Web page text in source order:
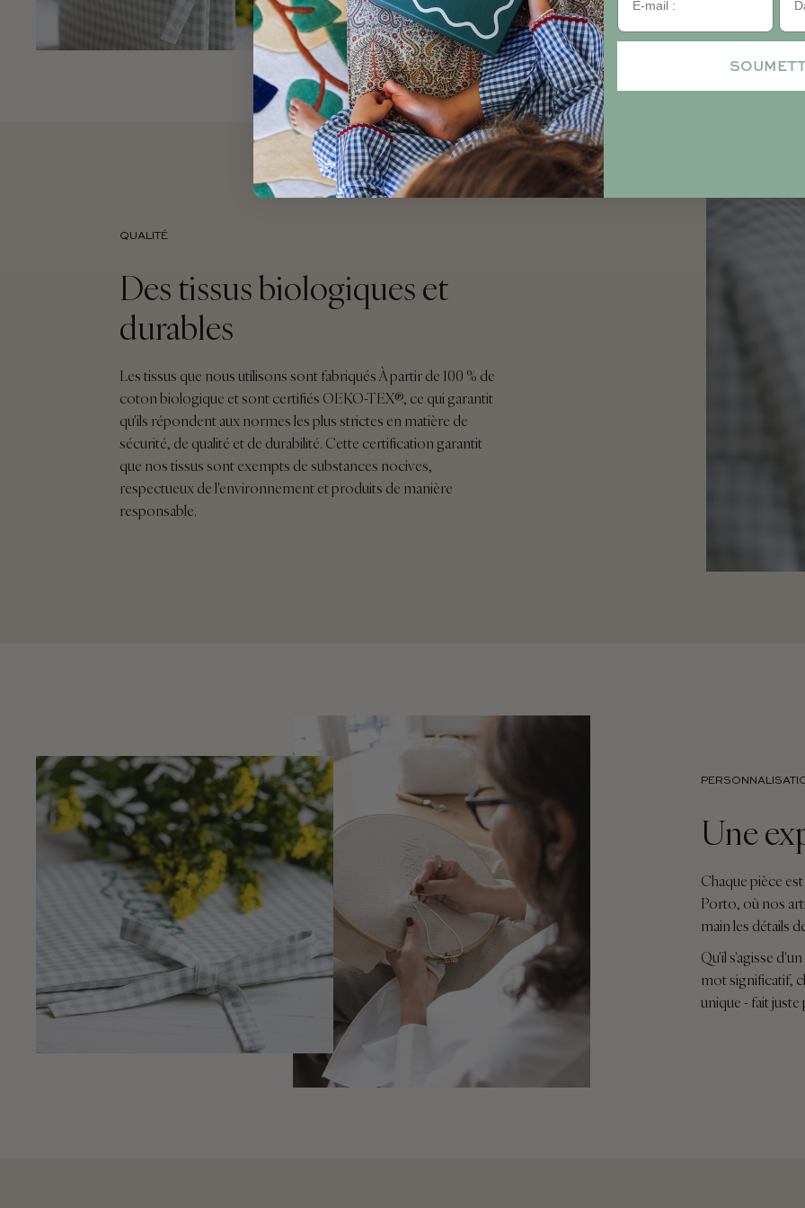
QUALITÉ
Des tissus biologiques et
durables
Les tissus que nous utilisons sont fabriqués À partir de 100 % de
coton biologique et sont certifiés OEKO-TEX®, ce qui garantit
qu'ils répondent aux normes les plus strictes en matière de
sécurité, de qualité et de durabilité. Cette certification garantit
que nos tissus sont exempts de substances nocives,
respectueux de l'environnement et produits de manière
responsable.
Une
Chaque pièce
Porto, où nos
main les détails
Qu'il s'agisse
mot significatif,
unique - fait